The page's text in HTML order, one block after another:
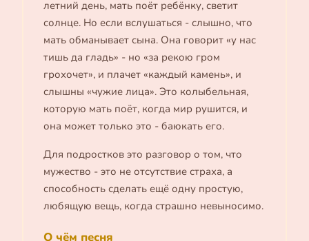
летний день, мать поёт ребёнку, светит
солнце. Но если вслушаться - слышно, что
мать обманывает сына. Она говорит «у нас
тишь да гладь» - но «за рекою гром
грохочет», и плачет «каждый камень», и
слышны «чужие лица». Это колыбельная,
которую мать поёт, когда мир рушится, и
она может только это - баюкать его.
Для подростков это разговор о том, что
мужество - это не отсутствие страха, а
способность сделать ещё одну простую,
любящую вещь, когда страшно невыносимо.
О чём песня